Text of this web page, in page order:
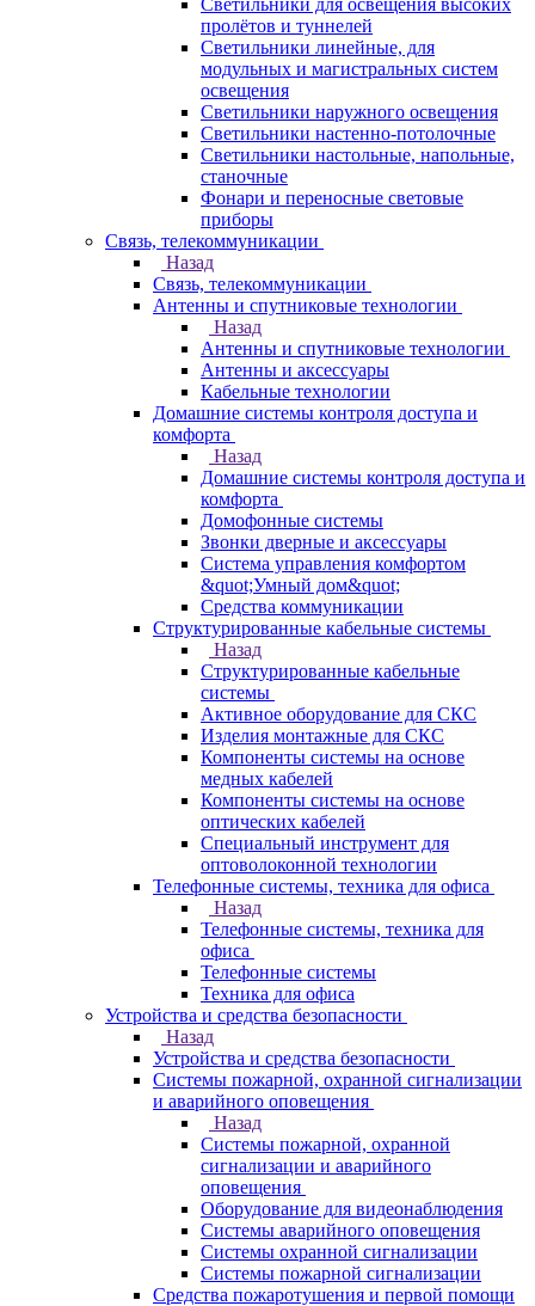
Светильники для освещения высоких
пролётов и туннелей
Светильники линейные, для
модульных и магистральных систем
освещения
Светильники наружного освещения
Светильники настенно-потолочные
Светильники настольные, напольные,
станочные
Фонари и переносные световые
приборы
Связь, телекоммуникации
Назад
Связь, телекоммуникации
Антенны и спутниковые технологии
Назад
Антенны и спутниковые технологии
Антенны и аксессуары
Кабельные технологии
Домашние системы контроля доступа и
комфорта
Назад
Домашние системы контроля доступа и
комфорта
Домофонные системы
Звонки дверные и аксессуары
Система управления комфортом
&quot;Умный дом&quot;
Средства коммуникации
Структурированные кабельные системы
Назад
Структурированные кабельные
системы
Активное оборудование для СКС
Изделия монтажные для СКС
Компоненты системы на основе
медных кабелей
Компоненты системы на основе
оптических кабелей
Специальный инструмент для
оптоволоконной технологии
Телефонные системы, техника для офиса
Назад
Телефонные системы, техника для
офиса
Телефонные системы
Техника для офиса
Устройства и средства безопасности
Назад
Устройства и средства безопасности
Системы пожарной, охранной сигнализации
и аварийного оповещения
Назад
Системы пожарной, охранной
сигнализации и аварийного
оповещения
Оборудование для видеонаблюдения
Системы аварийного оповещения
Системы охранной сигнализации
Системы пожарной сигнализации
Средства пожаротушения и первой помощи